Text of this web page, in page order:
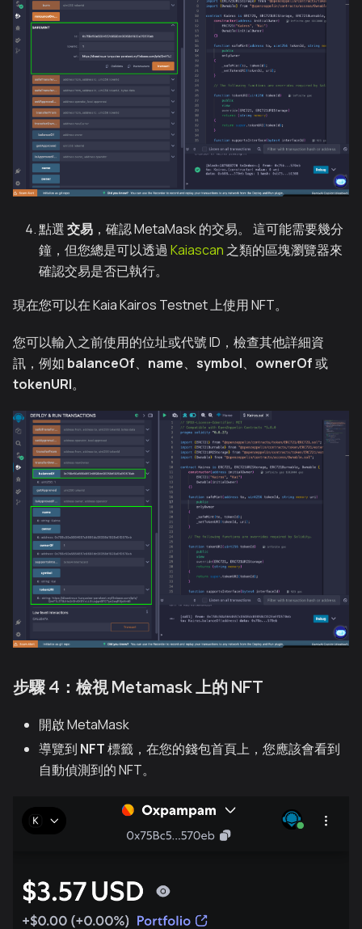
點選交易 ，確認 MetaMask 的交易。 這可能需要幾分
鐘，但您總是可以透過 Kaiascan 之類的區塊瀏覽器來
確認交易是否已執行。
現在您可以在 Kaia Kairos Testnet 上使用 NFT。
您可以輸入之前使用的位址或代號 ID，檢查其他詳細資
訊，例如 balanceOf、 name、 symbol、 ownerOf或
tokenURI。
步驟 4：檢視 Metamask 上的 NFT
開啟 MetaMask
導覽到 NFT標籤，在您的錢包首頁上，您應該會看到
自動偵測到的 NFT。